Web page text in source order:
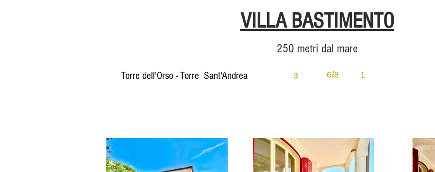
VILLA BASTIMENTO
250 metri dal mare
Torre dell'Orso - Torre Sant'Andrea 3 6/8 1